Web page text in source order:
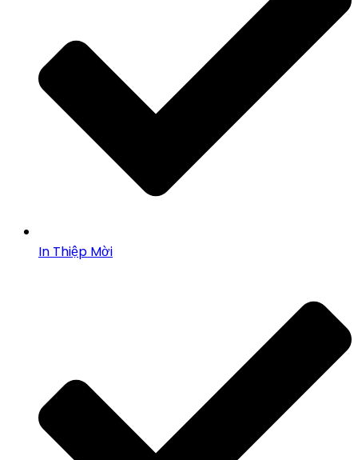
In Thiệp Mời